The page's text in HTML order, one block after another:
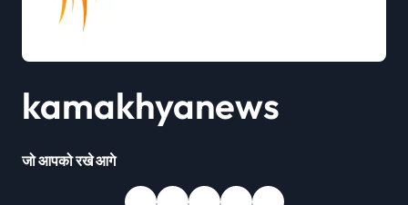
kamakhyanews
जो आपको रखे आगे